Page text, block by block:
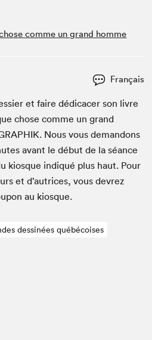
comme un grand homme
Français
et faire dédi­cac­er son livre
chose comme un grand
. Nous vous deman­dons
avant le début de la séance
kiosque indiqué plus haut. Pour
et d’autrices, vous devrez
au kiosque.
dessinées québécoises